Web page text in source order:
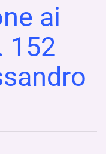
ai
152